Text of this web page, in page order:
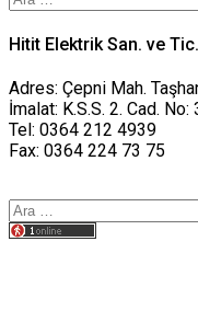
Hitit Elektrik San. ve
Adres: Çepni Mah.
İmalat: K.S.S. 2. Cad.
Tel: 0364 212 4939
Fax: 0364 224 73 75
Arama: